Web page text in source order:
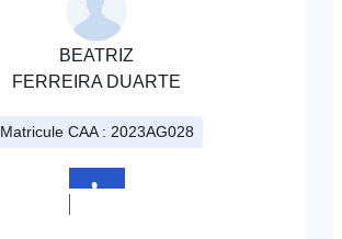
BEATRIZ
FERREIRA DUARTE
Matricule CAA : 2023AG028